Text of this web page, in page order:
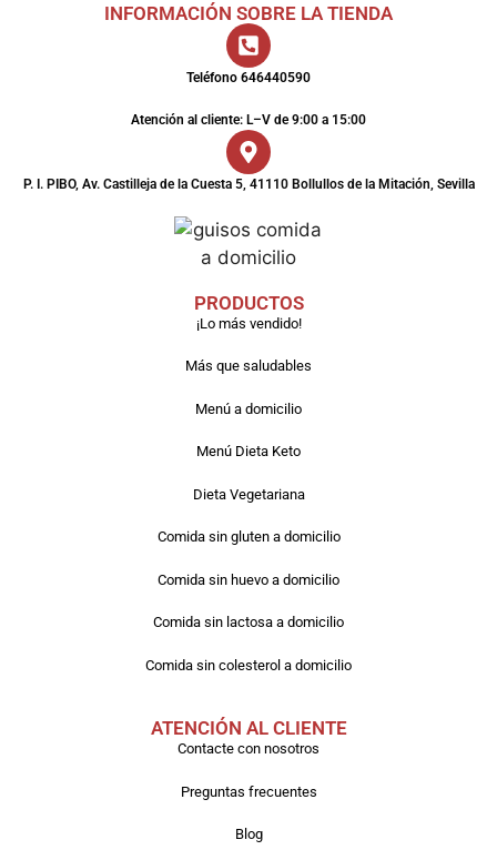
INFORMACIÓN SOBRE LA TIENDA
Teléfono 646440590
Atención al cliente: L–V de 9:00 a 15:00
P. I. PIBO, Av. Castilleja de la Cuesta 5, 41110 Bollullos de la Mitación, Sevilla
PRODUCTOS
¡Lo más vendido!
Más que saludables
Menú a domicilio
Menú Dieta Keto
Dieta Vegetariana
Comida sin gluten a domicilio
Comida sin huevo a domicilio
Comida sin lactosa a domicilio
Comida sin colesterol a domicilio
ATENCIÓN AL CLIENTE
Contacte con nosotros
Preguntas frecuentes
Blog